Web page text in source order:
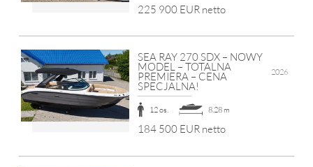
225 900 EUR netto
SEA RAY 270 SDX – NOWY
MODEL – TOTALNA
PREMIERA – CENA
SPECJALNA!
2026
12 os. 8.28 m
184 500 EUR netto